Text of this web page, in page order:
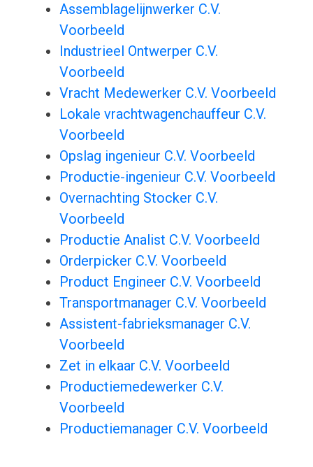
Assemblagelijnwerker C.V.
Voorbeeld
Industrieel Ontwerper C.V.
Voorbeeld
Vracht Medewerker C.V. Voorbeeld
Lokale vrachtwagenchauffeur C.V.
Voorbeeld
Opslag ingenieur C.V. Voorbeeld
Productie-ingenieur C.V. Voorbeeld
Overnachting Stocker C.V.
Voorbeeld
Productie Analist C.V. Voorbeeld
Orderpicker C.V. Voorbeeld
Product Engineer C.V. Voorbeeld
Transportmanager C.V. Voorbeeld
Assistent-fabrieksmanager C.V.
Voorbeeld
Zet in elkaar C.V. Voorbeeld
Productiemedewerker C.V.
Voorbeeld
Productiemanager C.V. Voorbeeld